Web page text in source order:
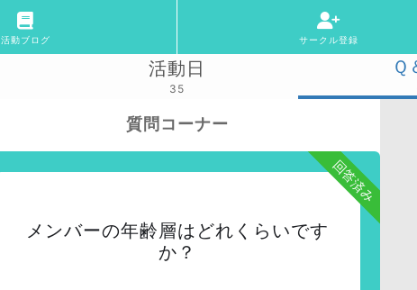
活動ブログ サークル登録
活動日
35
Ｑ
質問コーナー
回答済み
メンバーの年齢層はどれくらいです
か？